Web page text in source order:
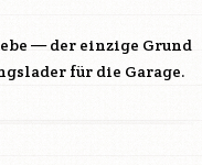
— der einzige Grund
für die Garage.